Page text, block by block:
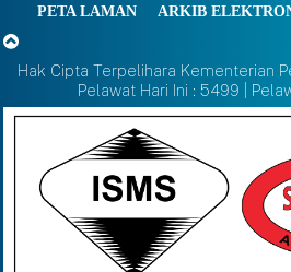
PETA LAMAN
ARKIB
Hak Cipta Terpelihara Kementerian
Pelawat Hari Ini : 5499 |